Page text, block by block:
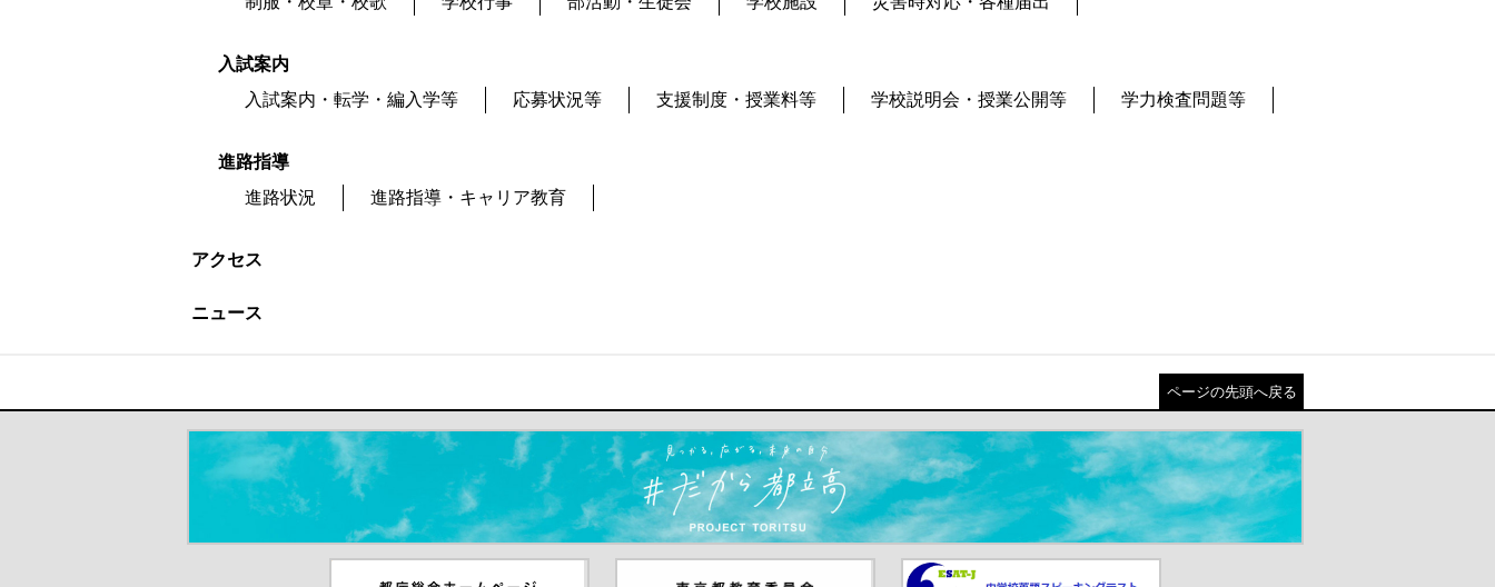
入試案内
入試案内・転学・編入学等
応募状況等 支援制度・授業料等 学校説明会・授業公開等 学力検査問題等
進路指導
進路状況
進路指導・キャリア教育
アクセス
ニュース
ページの先頭へ戻る
＃だから都立高（別ウインドウが開きます）
中学校英語スピーキングテスト